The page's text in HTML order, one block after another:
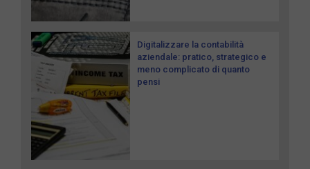
Digitalizzare la contabilità
aziendale: pratico, strategico e
meno complicato di quanto
pensi